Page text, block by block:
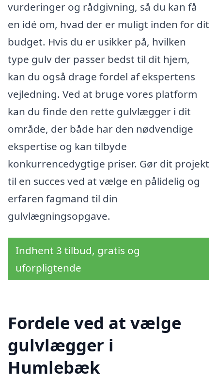
vurderinger og rådgivning, så du kan få
en idé om, hvad der er muligt inden for dit
budget. Hvis du er usikker på, hvilken
type gulv der passer bedst til dit hjem,
kan du også drage fordel af ekspertens
vejledning. Ved at bruge vores platform
kan du finde den rette gulvlægger i dit
område, der både har den nødvendige
ekspertise og kan tilbyde
konkurrencedygtige priser. Gør dit projekt
til en succes ved at vælge en pålidelig og
erfaren fagmand til din
gulvlægningsopgave.
Indhent 3 tilbud, gratis og
uforpligtende
Fordele ved at vælge
gulvlægger i
Humlebæk